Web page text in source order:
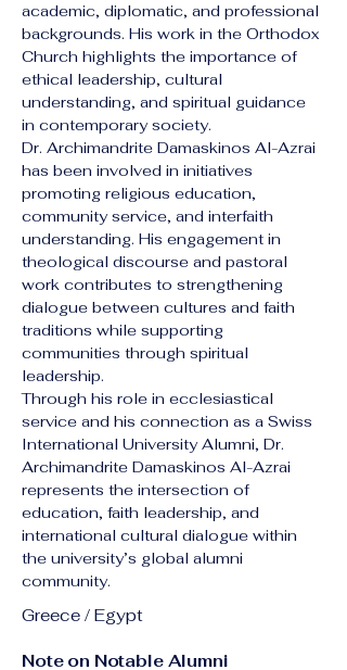
academic, diplomatic, and professional
backgrounds. His work in the Orthodox
Church highlights the importance of
ethical leadership, cultural
understanding, and spiritual guidance
in contemporary society.
Dr. Archimandrite Damaskinos Al-Azrai
has been involved in initiatives
promoting religious education,
community service, and interfaith
understanding. His engagement in
theological discourse and pastoral
work contributes to strengthening
dialogue between cultures and faith
traditions while supporting
communities through spiritual
leadership.
Through his role in ecclesiastical
service and his connection as a Swiss
International University Alumni, Dr.
Archimandrite Damaskinos Al-Azrai
represents the intersection of
education, faith leadership, and
international cultural dialogue within
the university’s global alumni
community.
Greece / Egypt
Note on Notable Alumni